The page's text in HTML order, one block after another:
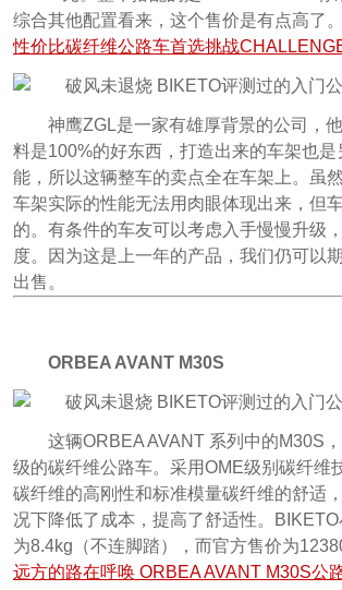
综合其他配置看来，这个售价是有点高了。
性价比碳纤维公路车首选挑战
神鹰ZGL是一家有雄厚背景的公司，
料是100%的好东西，打造出来的车架也是
能，所以这辆整车的卖点全在车架上。虽
车架实际的性能无法用肉眼体现出来，但
的。有条件的车友可以考虑入手慢慢升级
度。因为这是上一年的产品，我们仍可以
出售。
ORBEA AVANT M30S
这辆ORBEA AVANT 系列中的M30S
级的碳纤维公路车。采用OME级别碳纤维
碳纤维的高刚性和标准模量碳纤维的舒适
况下降低了成本，提高了舒适性。
为8.4kg（不连脚踏），而官方售价为
远方的路在呼唤 ORBEA AVANT M30S公